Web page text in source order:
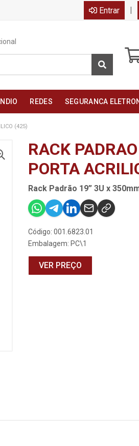
Entrar |
REDES SEGURANCA
(425)
RACK
PORTA
Rack Padrão 19” 3U x
Código: 001.6823.01
Embalagem: PC\1
VER PREÇO